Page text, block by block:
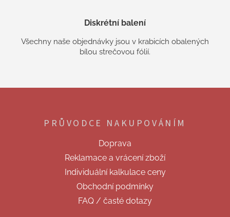
Diskrétní balení
Všechny naše objednávky jsou v krabicích obalených
bílou strečovou fólií.
Z
PRŮVODCE NAKUPOVÁNÍM
Doprava
Reklamace a vrácení zboží
Individuální kalkulace ceny
Obchodní podmínky
FAQ / časté dotazy